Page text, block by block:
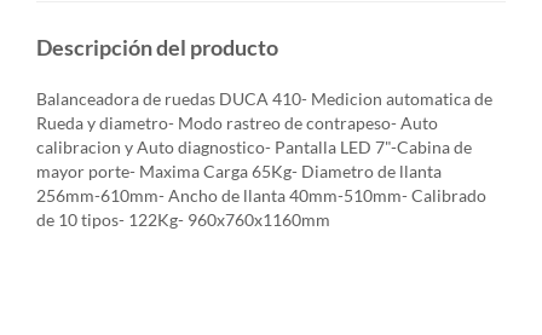
Descripción del producto
Balanceadora de ruedas DUCA 410- Medicion automatica de
Rueda y diametro- Modo rastreo de contrapeso- Auto
calibracion y Auto diagnostico- Pantalla LED 7"-Cabina de
mayor porte- Maxima Carga 65Kg- Diametro de llanta
256mm-610mm- Ancho de llanta 40mm-510mm- Calibrado
de 10 tipos- 122Kg- 960x760x1160mm